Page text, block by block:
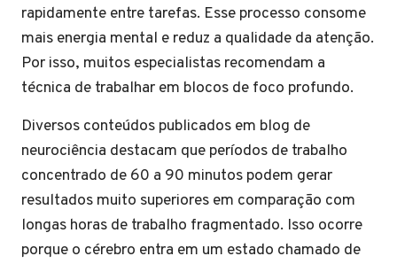
rapidamente entre tarefas. Esse processo consome
mais energia mental e reduz a qualidade da atenção.
Por isso, muitos especialistas recomendam a
técnica de trabalhar em blocos de foco profundo.
Diversos conteúdos publicados em blog de
neurociência destacam que períodos de trabalho
concentrado de 60 a 90 minutos podem gerar
resultados muito superiores em comparação com
longas horas de trabalho fragmentado. Isso ocorre
porque o cérebro entra em um estado chamado de